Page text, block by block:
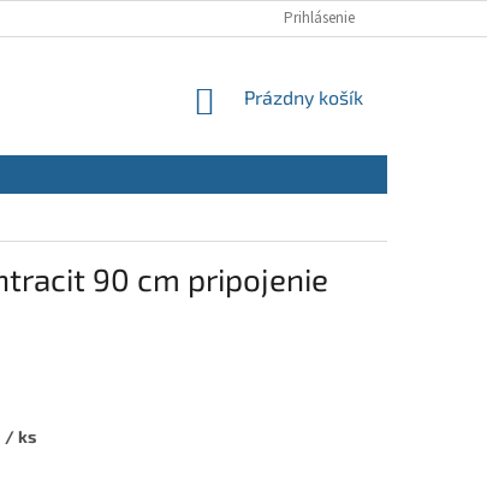
REKLAMAČNÝ FORMULÁR
Prihlásenie
NÁKUPNÝ
Prázdny košík
90 cm pripojenie
/ ks